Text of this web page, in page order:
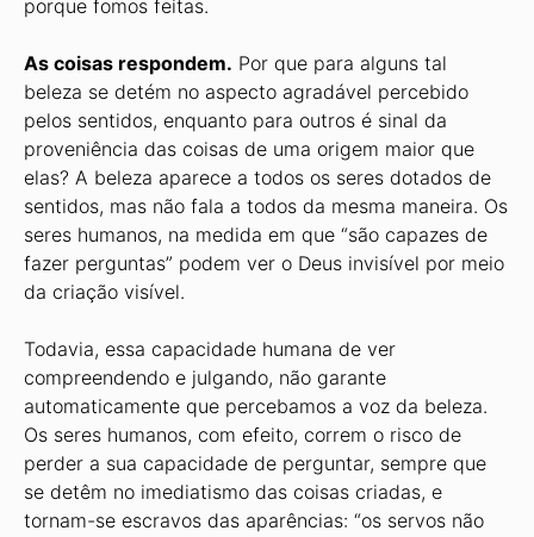
porque fomos feitas.
As coisas respondem. Por que para alguns tal
beleza se detém no aspecto agradável percebido
pelos sentidos, enquanto para outros é sinal da
proveniência das coisas de uma origem maior que
elas? A beleza aparece a todos os seres dotados de
sentidos, mas não fala a todos da mesma maneira. Os
seres humanos, na medida em que “são capazes de
fazer perguntas” podem ver o Deus invisível por meio
da criação visível.
Todavia, essa capacidade humana de ver
compreendendo e julgando, não garante
automaticamente que percebamos a voz da beleza.
Os seres humanos, com efeito, correm o risco de
perder a sua capacidade de perguntar, sempre que
se detêm no imediatismo das coisas criadas, e
tornam-se escravos das aparências: “os servos não